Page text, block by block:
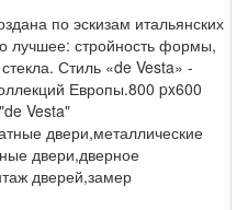
по эскизам итальянских
лучшее: стройность формы,
Стиль «de Vesta» -
Европы.800 px600
Vesta"
двери,металлические
двери,дверное
дверей,замер